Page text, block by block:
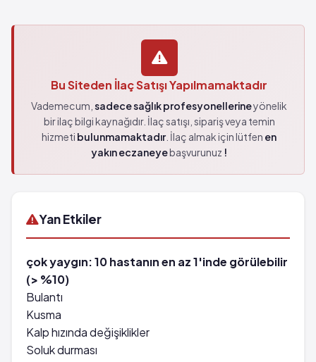
Bu Siteden İlaç Satışı Yapılmamaktadır
Vademecum, sadece sağlık profesyonellerineyönelik
bir ilaç bilgi kaynağıdır. İlaç satışı, sipariş veya temin
hizmeti bulunmamaktadır. İlaç almak için lütfen en
yakın eczaneyebaşvurunuz !
Yan Etkiler
çok yaygın: 10 hastanın en az 1'inde görülebilir
(> %10)
Bulantı
Kusma
Kalp hızında değişiklikler
Soluk durması